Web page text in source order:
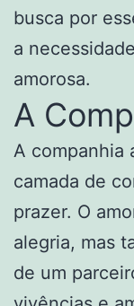
busca por
a
amorosa.
A
A companhia
camada de
prazer. O
alegria, mas
de um